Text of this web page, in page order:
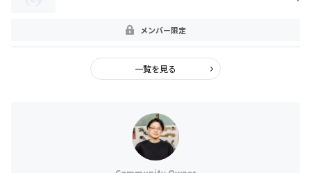
メンバー限定
一覧を見る